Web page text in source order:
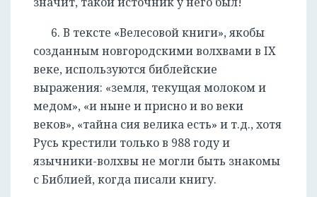
6. В тексте «Велесовой книги», якобы
созданным новгородскими волхвами в IX
веке, используются библейские
выражения: «земля, текущая молоком и
медом», «и ныне и присно и во веки
веков», «тайна сия велика есть» и т.д., хотя
Русь крестили только в 988 году и
язычники-волхвы не могли быть знакомы
с Библией, когда писали книгу.